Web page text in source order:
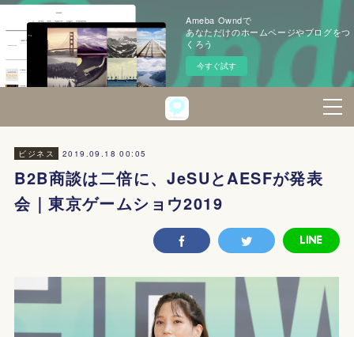
Ameba Owndで
あなただけのホームページやブログをつ
くろう
今すぐ試す
ビジネス 2019.09.18 00:05
B2B商談は二倍に、JeSUとAESFが発表
会｜東京ゲームショウ2019